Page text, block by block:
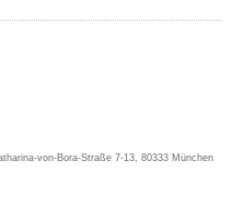
von-Bora-Straße 7-13, 80333 München